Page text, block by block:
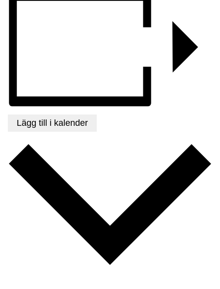
Lägg till i kalender